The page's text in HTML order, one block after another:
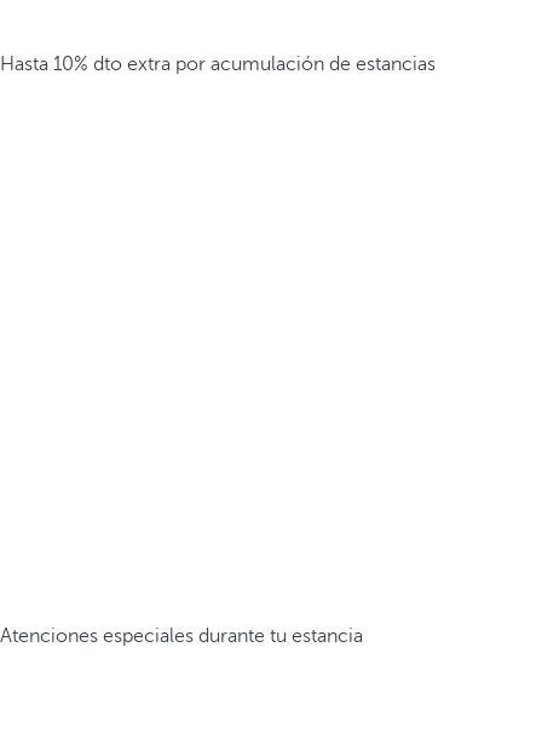
Hasta 10% dto extra por acumulación de estancias
Atenciones especiales durante tu estancia